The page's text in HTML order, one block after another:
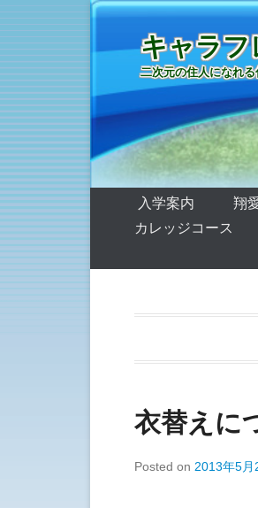
キャラフ
二次元の住人になれ
第1メニュー
コンテンツへ移動
入学案内 翔
カレッジコース
衣替えに
Posted on 2013年5月